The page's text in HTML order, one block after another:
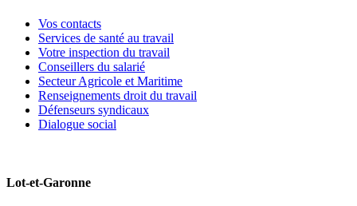
Vos contacts
Services de santé au travail
Votre inspection du travail
Conseillers du salarié
Secteur Agricole et Maritime
Renseignements droit du travail
Défenseurs syndicaux
Dialogue social
Lot-et-Garonne